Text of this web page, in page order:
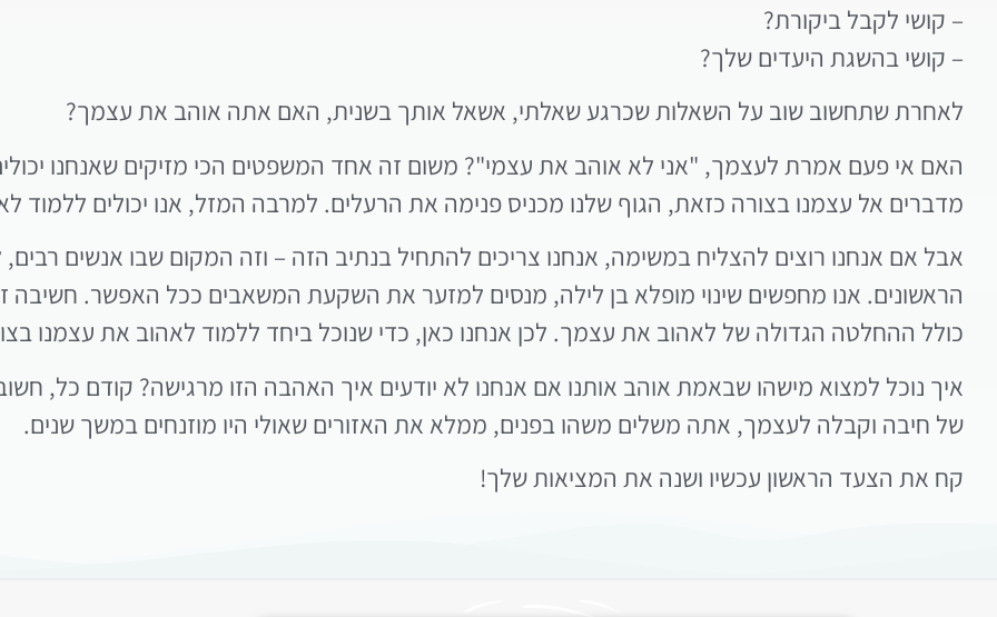
– קושי לקבל ביקורת?
– קושי בהשגת היעדים שלך?
לאחרת שתחשוב שוב על השאלות שכרגע שאלתי, אשאל אותך בשנית, האם אתה אוהב את עצמך?
האם אי פעם אמרת לעצמך, "אני לא אוהב את עצמי"? משום זה אחד המשפטים הכי מזיקים שאנחנו
מדברים אל עצמנו בצורה כזאת, הגוף שלנו מכניס פנימה את הרעלים. למרבה המזל, אנו יכולים ללמוד
אבל אם אנחנו רוצים להצליח במשימה, אנחנו צריכים להתחיל בנתיב הזה – וזה המקום שבו אנשים
הראשונים. אנו מחפשים שינוי מופלא בן לילה, מנסים למזער את השקעת המשאבים ככל האפשר. חשיבה זו
כולל ההחלטה הגדולה של לאהוב את עצמך. לכן אנחנו כאן, כדי שנוכל ביחד ללמוד לאהוב את עצמנו
איך נוכל למצוא מישהו שבאמת אוהב אותנו אם אנחנו לא יודעים איך האהבה הזו מרגישה? קודם כל,
של חיבה וקבלה לעצמך, אתה משלים משהו בפנים, ממלא את האזורים שאולי היו מוזנחים במשך שנים.
קח את הצעד הראשון עכשיו ושנה את המציאות שלך!